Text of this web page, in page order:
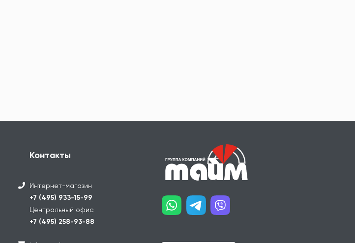
Контакты
Интернет-магазин
+7 (495) 933-15-99
Центральный офис
+7 (495) 258-93-88